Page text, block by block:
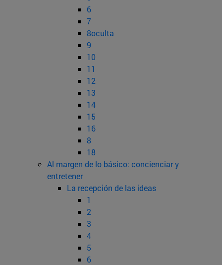
6
7
8oculta
9
10
11
12
13
14
15
16
8
18
Al margen de lo básico: concienciar y
entretener
La recepción de las ideas
1
2
3
4
5
6